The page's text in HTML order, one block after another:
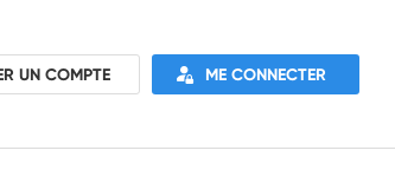
UN COMPTE ME CONNECTER